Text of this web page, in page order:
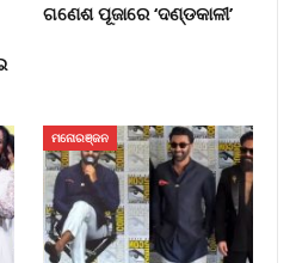
ଗଣେଶ ପୂଜାରେ ‘ଦଣ୍ଡକାଳୀ’
ମନୋରଞ୍ଜନ